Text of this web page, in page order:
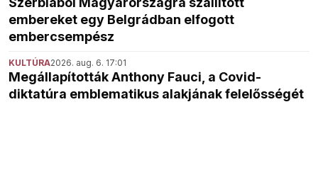
embereket egy Belgrádban elfogott
embercsempész
KULTÚRA2026. aug. 6. 17:01
Megállapították Anthony Fauci, a Covid-
diktatúra emblematikus alakjának felelősségét